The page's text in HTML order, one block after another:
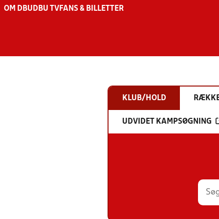
OM DBU DBU TV FANS & BILLETTER
KLUB/HOLD
UDVIDET KAMPSØGNING